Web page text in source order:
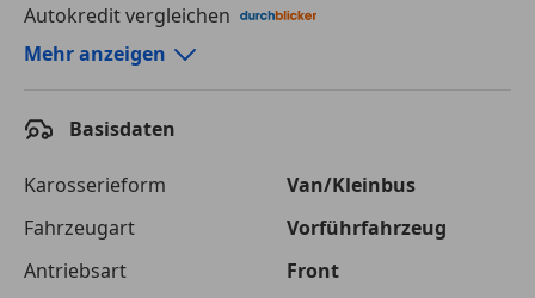
Autokredit vergleichen
Autokredit-Rechner von durchblicker.at
Laufzeit
120 Monate
Kreditbetrag
€ 45 300,-
Mehr anzeigen
Basisdaten
Karosserieform
Van/Kleinbus
Fahrzeugart
Vorführfahrzeug
Antriebsart
Front